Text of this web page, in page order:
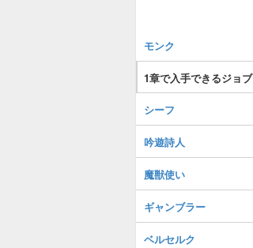
モンク
1章で入手できるジョブ
シーフ
吟遊詩人
魔獣使い
ギャンブラー
ベルセルク